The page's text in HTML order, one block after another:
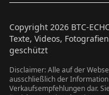
Copyright 2026 BTC-
Texte, Videos,
geschützt
Disclaimer: Alle auf der
ausschließlich der
Verkaufsempfehlungen dar.